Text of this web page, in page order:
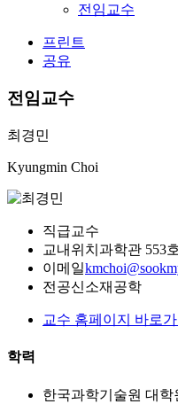
전임교수
프린트
공유
전임교수
최경민
Kyungmin Choi
직급교수
교내위치 과학관 553호
이메일
전공신소재공학
교수 홈페이지 바로가
학력
한국과학기술원 대학